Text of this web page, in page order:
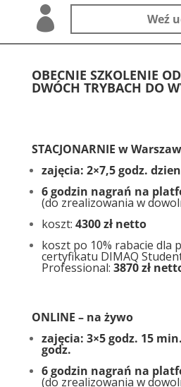
 Weź
OBECNIE SZKOLENIE
DWÓCH TRYBACH DO
STACJONARNIE w
zajęcia: 2×7,5 godz.
6 godzin nagrań na
(do zrealizowania w
koszt: 4300 zł netto
koszt po 10% rabacie dla
certyfikatu DIMAQ
Professional: 3870 zł
ONLINE – na żywo
zajęcia: 3×5 godz. 15
godz.
6 godzin nagrań na
(do zrealizowania w